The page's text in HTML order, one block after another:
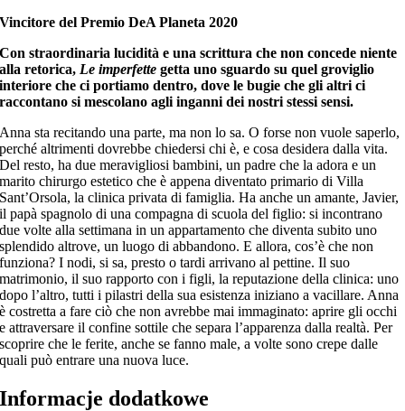
Vincitore del Premio DeA Planeta 2020
Con straordinaria lucidità e una scrittura che non concede niente
alla retorica, Le imperfette getta uno sguardo su quel groviglio
interiore che ci portiamo dentro, dove le bugie che gli altri ci
raccontano si mescolano agli inganni dei nostri stessi sensi.
Anna sta recitando una parte, ma non lo sa. O forse non vuole saperlo,
perché altrimenti dovrebbe chiedersi chi è, e cosa desidera dalla vita.
Del resto, ha due meravigliosi bambini, un padre che la adora e un
marito chirurgo estetico che è appena diventato primario di Villa
Sant’Orsola, la clinica privata di famiglia. Ha anche un amante, Javier,
il papà spagnolo di una compagna di scuola del figlio: si incontrano
due volte alla settimana in un appartamento che diventa subito uno
splendido altrove, un luogo di abbandono. E allora, cos’è che non
funziona? I nodi, si sa, presto o tardi arrivano al pettine. Il suo
matrimonio, il suo rapporto con i figli, la reputazione della clinica: uno
dopo l’altro, tutti i pilastri della sua esistenza iniziano a vacillare. Anna
è costretta a fare ciò che non avrebbe mai immaginato: aprire gli occhi
e attraversare il confine sottile che separa l’apparenza dalla realtà. Per
scoprire che le ferite, anche se fanno male, a volte sono crepe dalle
quali può entrare una nuova luce.
Informacje dodatkowe